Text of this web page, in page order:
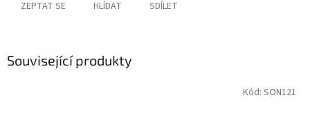
ZEPTAT SE HLÍDAT SDÍLET
Související produkty
Kód: SON121